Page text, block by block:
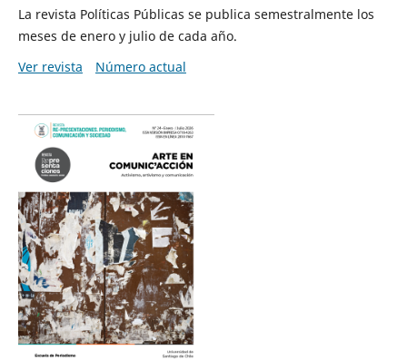
La revista Políticas Públicas se publica semestralmente los
meses de enero y julio de cada año.
Ver revista
Número actual